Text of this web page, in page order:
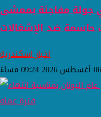
جولة مفاجئة بممشى
حاسمة ضد الإشغالات
اخبار اسكندرية